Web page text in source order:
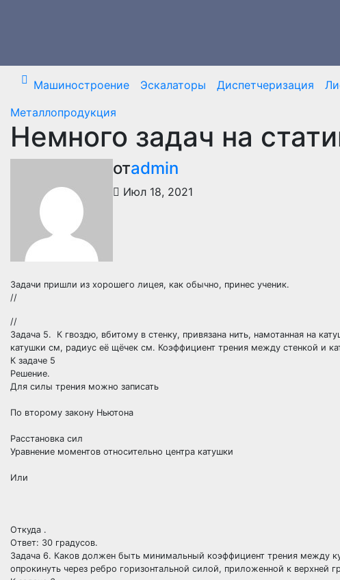
Машиностроение Эскалаторы Диспетчеризация
Металлопродукция
Немного задач на
отadmin
Июл 18, 2021
Задачи пришли из хорошего лицея, как обычно, принес ученик.
//
//
Задача 5. К гвоздю, вбитому в стенку, привязана нить, намотанная на
катушки см, радиус её щёчек см. Коэффициент трения между стенкой и
К задаче 5
Решение.
Для силы трения можно записать
По второму закону Ньютона
Расстановка сил
Уравнение моментов относительно центра катушки
Или
Откуда .
Ответ: 30 градусов.
Задача 6. Каков должен быть минимальный коэффициент трения между
опрокинуть через ребро горизонтальной силой, приложенной к верхней